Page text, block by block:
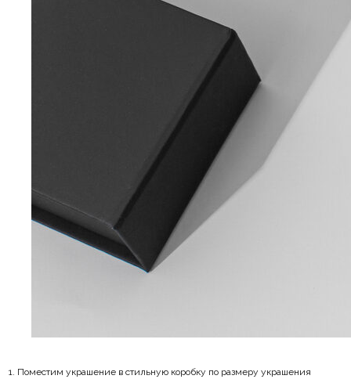
Поместим украшение в стильную коробку по размеру украшения